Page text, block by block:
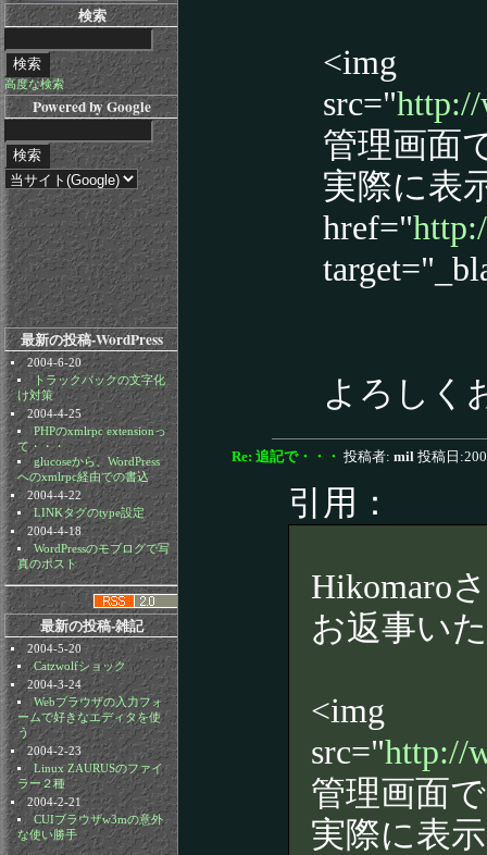
検索
高度な検索
Powered by Google
最新の投稿-WordPress
2004-6-20
トラックバックの文字化
け対策
2004-4-25
PHPのxmlrpc extensionっ
て・・・
glucoseから、WordPress
へのxmlrpc経由での書込
2004-4-22
LINKタグのtype設定
2004-4-18
WordPressのモブログで写
真のポスト
最新の投稿-雑記
2004-5-20
Catzwolfショック
2004-3-24
Webブラウザの入力フォ
ームで好きなエディタを使
う
2004-2-23
Linux ZAURUSのファイ
ラー２種
2004-2-21
CUIブラウザw3mの意外
な使い勝手
<img
src="http://
管理画面
実際に表
href="
よろしく
Re: 追記で・・・ 投稿者: mil 投稿日
引用：
Hikomaro
お返事い
<img
src="http://
管理画面
実際に表